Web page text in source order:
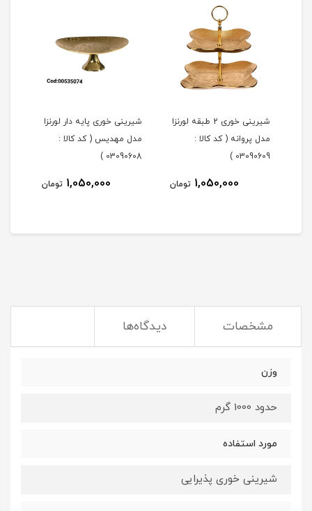
شیرینی خوری 2 طبقه لورنزا
مدل پروانه ( کد کالا :
03090609 )
1,050,000 تومان
شیرینی خوری پایه دار لورنزا
مدل مهدیس ( کد کالا :
03090608 )
1,050,000 تومان
مشخصات دیدگاه‌ها
وزن
حدود 1000 گرم
مورد استفاده
شیرینی خوری پذیرایی